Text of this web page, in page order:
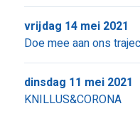
Doe mee aan ons
vrijdag 14 mei 2021
KNILLUS&CORONA
dinsdag 11 mei 2021